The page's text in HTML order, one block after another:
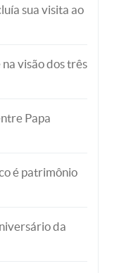
sua visita ao
visão dos três
Papa
é patrimônio
da